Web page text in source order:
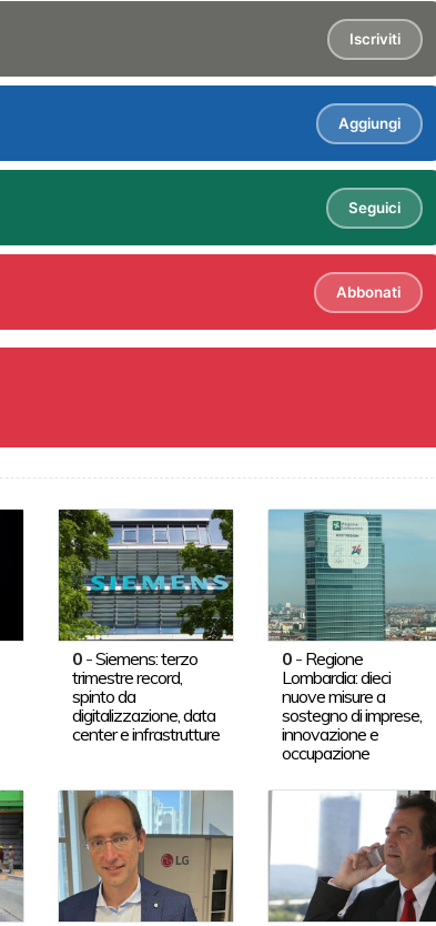
Iscriviti
Aggiungi
Seguici
Abbonati
0-Siemens: terzo
trimestre record,
spinto da
digitalizzazione, data
center e infrastrutture
0 - Regione
Lombardia: dieci
nuove misure a
sostegno di imprese,
innovazione e
occupazione